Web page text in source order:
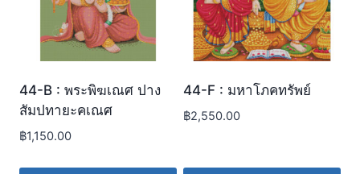
44-B : พระพิฆเณศ ปาง
สัมปทายะคเณศ
฿1,150.00
44-F : มหาโภคทรัพย์
฿2,550.00